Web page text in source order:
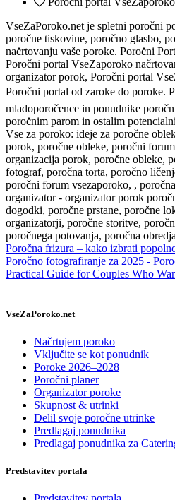
VseZaPoroko.net je spletni poročni
poročne tiskovine, poročno glasbo,
načrtovanju vaše poroke. Poročni
Poročni portal VseZaporoko
organizator porok, Poročni portal
Poročni portal od zaroke do poroke.
mladoporočence in ponudnike
poročnim parom in ostalim
Vse za poroko: ideje za poročne
porok, poročne obleke, poročni
organizacija porok, poročne obleke,
fotograf, poročna torta, poročno
poročni forum vsezaporoko, ,
organizator - organizator porok
dogodki, poročne prstane, poročne
organizatorji, poročne storitve,
poročnega potovanja, poročna
Poročna frizura – kako izbrati
Poročno fotografiranje za 2025 -
Practical Guide for Couples Who
VseZaPoroko.net
Načrtujem poroko
Vključite se kot ponudnik
Poroke 2026–2028
Poročni planer
Organizator poroke
Skupnost & utrinki
Delil svoje poročne utrinke
Predlagaj ponudnika
Predlagaj ponudnika za
Predstavitev portala